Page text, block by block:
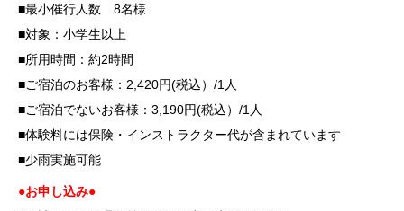
■最小催行人数 8名様
■対象：小学生以上
■所用時間：約2時間
■ご宿泊のお客様：2,420円(税込）/1人
■ご宿泊でないお客様：3,190円(税込）/1人
■体験料には保険・インストラクター代が含まれています
■少雨実施可能
●お申し込み●